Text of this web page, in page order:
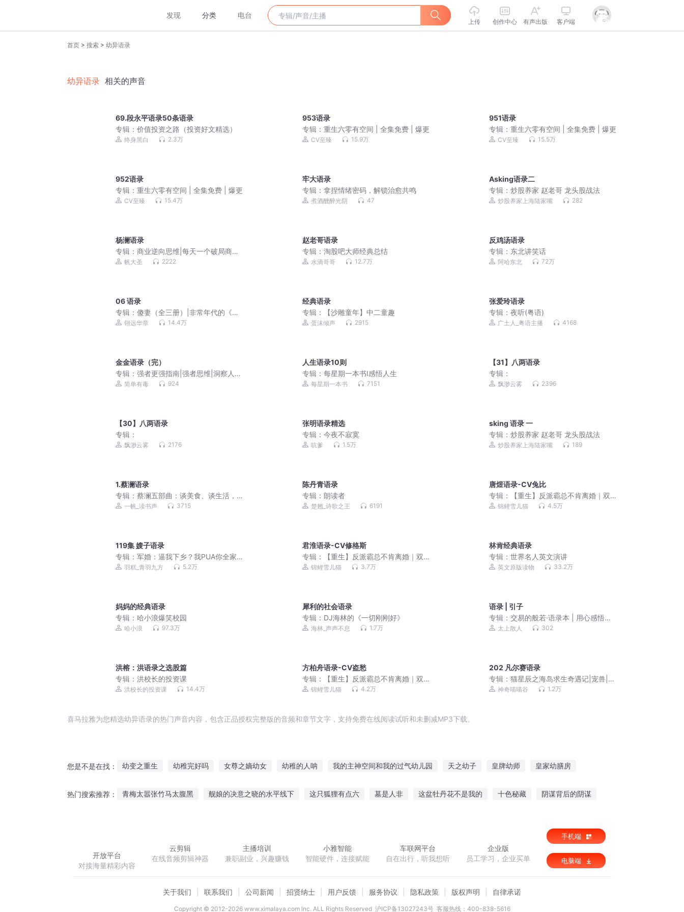
发现 分类 电台
上传 创作中心 有声出版 客户端
首页 > 搜索 > 幼异语录
幼异语录 相关的声音
69.段永平语录50条语录
专辑： 价值投资之路（投资好文精选）
终身黑白 2.3万
953语录
专辑：重生六零有空间 | 全集免费 | 爆更
CV至臻 15.9万
951语录
专辑：重生六零有空间 | 全集免费 | 爆更
CV至臻 15.5万
952语录
专辑： 重生六零有空间 | 全集免费 | 爆更
CV至臻 15.4万
牢大语录
专辑：拿捏情绪密码，解锁治愈共鸣
煮酒醺醉光阴 47
Asking语录二
专辑：炒股养家 赵老哥 龙头股战法
炒股养家上海陆家嘴 282
杨澜语录
专辑： 商业逆向思维|每天一个破局商业
启示帆大圣 2222
赵老哥语录
专辑：淘股吧大师经典总结
水滴哥哥 12.7万
反鸡汤语录
专辑： 东北讲笑话
阿哈东北 72万
06 语录
专辑： 傻妻（全三册）|非常年代的《人
世间》|精品男播版
翎远华章 14.4万
经典语录
专辑：
【沙雕童年】中二童趣
蛋沫倾声 2915
张爱玲语录
专辑：夜听(粤语)
广土人_粤语主播 4168
金金语录（完）
专辑： 强者更强指南|强者思维|洞察人
性|自我觉醒
简单有毒 924
人生语录10则
专辑：每星期一本书Ⅰ感悟人生
每星期一本书 7151
【31】八两语录
专辑：
飘渺云雾 2396
【30】八两语录
专辑：
飘渺云雾 2176
张明语录精选
专辑：今夜不寂寞
吭爹 1.5万
sking 语录 一
专辑：炒股养家 赵老哥 龙头股战法
炒股养家上海陆家嘴 189
1.蔡澜语录
专辑： 蔡澜五部曲：谈美食、谈生活，
谈爱情，生活得更幸福
一帆_读书声 3715
陈丹青语录
专辑：朗读者
楚翘_诗歌之王 6191
唐煜语录-CV兔比
专辑：
【重生】反派霸总不肯离婚｜双
男主｜兔比&盗愁&小白胡萝卜&修格斯
锦鲤雪儿猫 4.5万
119集 嫂子语录
专辑： 军婚：逼我下乡？我PUA你全家|
高分爆笑年代文| 八千里路&幽沫儿|多人
羽糕_青羽九方 5.2万
君淮语录-CV修格斯
专辑：
【重生】反派霸总不肯离婚｜双
男主｜兔比&盗愁&小白胡萝卜&修格斯
锦鲤雪儿猫 3.7万
林肯经典语录
专辑：世界名人英文演讲
英文原版读物 33.2万
妈妈的经典语录
专辑： 哈小浪爆笑校园
哈小浪 97.3万
犀利的社会语录
专辑： DJ海林的《一切刚刚好》
海林_声声不息 1.7万
语录 | 引子
专辑：交易的般若·语录本 | 用心感悟金
融交易的真谛
太上散人 302
洪榕：洪语录之选股篇
专辑： 洪校长的投资课
洪校长的投资课 14.4万
方柏舟语录-CV盗愁
专辑：
【重生】反派霸总不肯离婚｜双
男主｜兔比&盗愁&小白胡萝卜&修格斯
锦鲤雪儿猫 4.2万
202 凡尔赛语录
专辑：猫星辰之海岛求生奇遇记|宠兽|囤
货|系统|少年成长
神奇喵喵谷 1.2万
喜马拉雅为您精选幼异语录的热门声音内容，包含正品授权完整版的音频和章节文字，支持免费在线阅读试听和未删减MP3下载。
您是不是在找： 幼变之重生 幼稚完好吗 女尊之嫡幼女 幼稚的人呐 我的主神空间和我的过气幼儿园 天之幼子 皇牌幼师 皇家幼膳房
热门搜索推荐： 青梅太嚣张竹马太腹黑 舰娘的决意之晓的水平线下 这只狐狸有点六 墓是人非 这盆牡丹花不是我的 十色秘藏 阴谋背后的阴谋
开放平台
对接海量精彩内容
云剪辑
在线音频剪辑神器
主播培训
兼职副业，兴趣赚钱
小雅智能
智能硬件，连接赋能
车联网平台
自在出行，听我想听
企业版
员工学习，企业买单
手机端
电脑端
关于我们 联系我们 公司新闻 招贤纳士 用户反馈 服务协议 隐私政策 版权声明 自律承诺
Copyright © 2012-2026www.ximalaya.com lnc. ALL Rights Reserved 沪ICP备13027243号 客服热线：400-838-5616